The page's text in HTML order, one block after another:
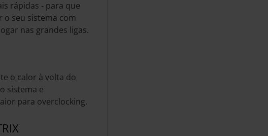
rápidas - para que
o seu sistema com
nas grandes ligas.
o calor à volta do
sistema e
para overclocking.